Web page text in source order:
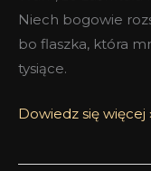
Niech bogowie
bo flaszka, która
tysiące.
Dowiedz się więcej